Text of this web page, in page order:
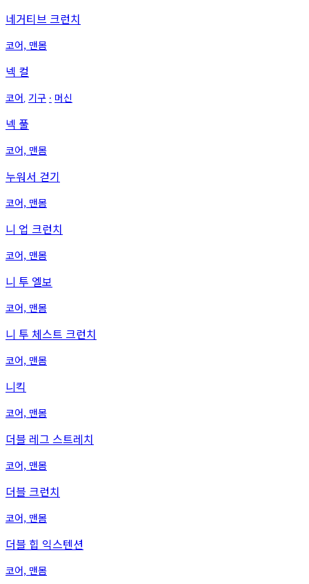
네거티브 크런치
코어, 맨몸
넥 컬
코어, 기구 ∙ 머신
넥 풀
코어, 맨몸
누워서 걷기
코어, 맨몸
니 업 크런치
코어, 맨몸
니 투 엘보
코어, 맨몸
니 투 체스트 크런치
코어, 맨몸
니킥
코어, 맨몸
더블 레그 스트레치
코어, 맨몸
더블 크런치
코어, 맨몸
더블 힙 익스텐션
코어, 맨몸